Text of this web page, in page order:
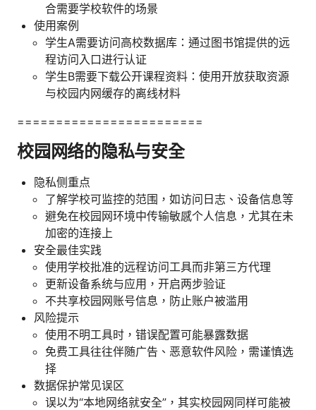
合需要学校软件的场景
使用案例
学生A需要访问高校数据库：通过图书馆提供的远
程访问入口进行认证
学生B需要下载公开课程资料：使用开放获取资源
与校园内网缓存的离线材料
========================
校园网络的隐私与安全
隐私侧重点
了解学校可监控的范围，如访问日志、设备信息等
避免在校园网环境中传输敏感个人信息，尤其在未
加密的连接上
安全最佳实践
使用学校批准的远程访问工具而非第三方代理
更新设备系统与应用，开启两步验证
不共享校园网账号信息，防止账户被滥用
风险提示
使用不明工具时，错误配置可能暴露数据
免费工具往往伴随广告、恶意软件风险，需谨慎选
择
数据保护常见误区
误以为“本地网络就安全”，其实校园网同样可能被